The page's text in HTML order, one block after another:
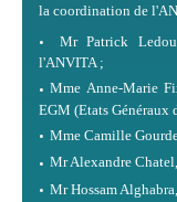
la coordination de
Mr Patrick
l'ANVITA ;
Mme Anne-Marie
EGM (Etats Généraux
Mme Camille
Mr Alexandre
Mr Hossam